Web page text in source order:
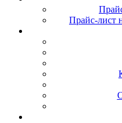
Прайс-лист